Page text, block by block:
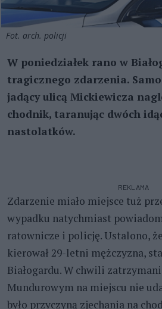
Fot. arch. policji
W poniedziałek rano w
tragicznego zdarzenia.
jadący ulicą Mickiewicza
chodnik, taranując dwóch
nastolatków.
REKLAMA
Zdarzenie miało miejsce tuż
wypadku natychmiast
ratownicze i policję. Ustalono,
kierował 29-letni mężczyzna,
Białogardu. W chwili
Mundurowym na miejscu nie
było przyczyną zjechania na